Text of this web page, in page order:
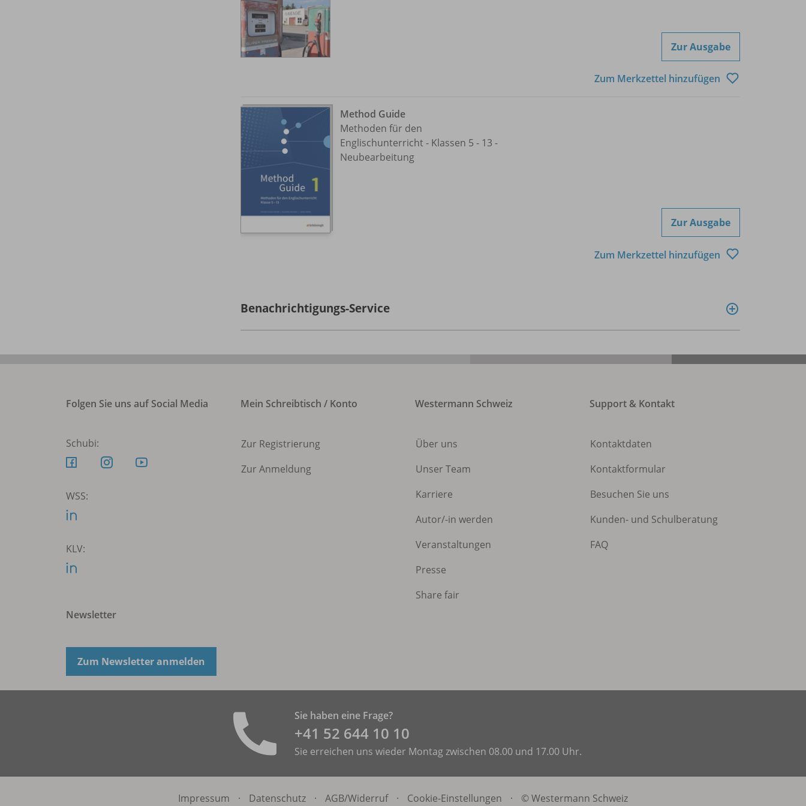
Zur Ausgabe
Zum Merkzettel hinzufügen
Method Guide
Methoden für den
Englischunterricht - Klassen 5 - 13 -
Neubearbeitung
Zur Ausgabe
Zum Merkzettel hinzufügen
Benachrichtigungs-Service
Folgen Sie uns auf Social Media
Schubi:
WSS:
KLV:
Newsletter
Zum Newsletter anmelden
Mein Schreibtisch / Konto
Zur Registrierung
Zur Anmeldung
Westermann Schweiz
Über uns
Unser Team
Karriere
Autor/-in werden
Veranstaltungen
Presse
Share fair
Support & Kontakt
Kontaktdaten
Kontaktformular
Besuchen Sie uns
Kunden- und Schulberatung
FAQ
Sie haben eine Frage?
+41 52 644 10 10
Sie erreichen uns wieder Montag zwischen 08.00 und 17.00 Uhr.
Impressum · Datenschutz · AGB/Widerruf · Cookie-Einstellungen · © Westermann Schweiz